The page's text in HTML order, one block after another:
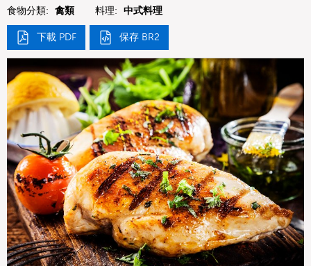
食物分類: 禽類 料理: 中式料理
下載 PDF 保存 BR2